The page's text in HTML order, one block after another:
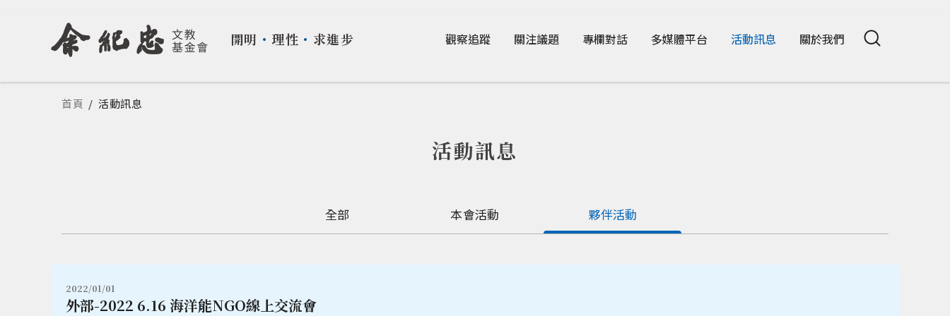
開明 ・ 理性 ・ 求進步 觀察追蹤 關注議題 專欄對話 多媒體平台 活動訊息 關於我們
您在這裡
首頁 / 活動訊息
活動訊息
全部 本會活動 夥伴活動
2022/01/01
外部-2022 6.16 海洋能NGO線上交流會